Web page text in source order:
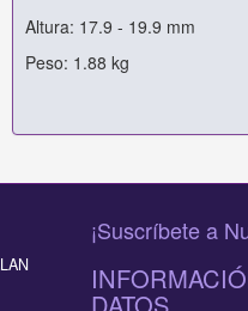
Altura: 17.9 - 19.9 mm
Peso: 1.88 kg
¡Suscríbete a